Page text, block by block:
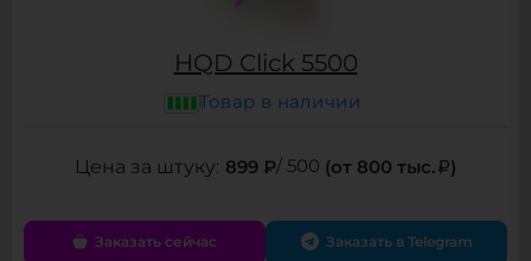
HQD Click 5500
Товар в наличии
899 ₽/ 500 (от 800 тыс. )
Заказать сейчас Заказать в Telegram